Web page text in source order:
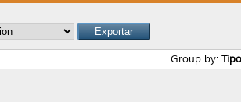
Group by: